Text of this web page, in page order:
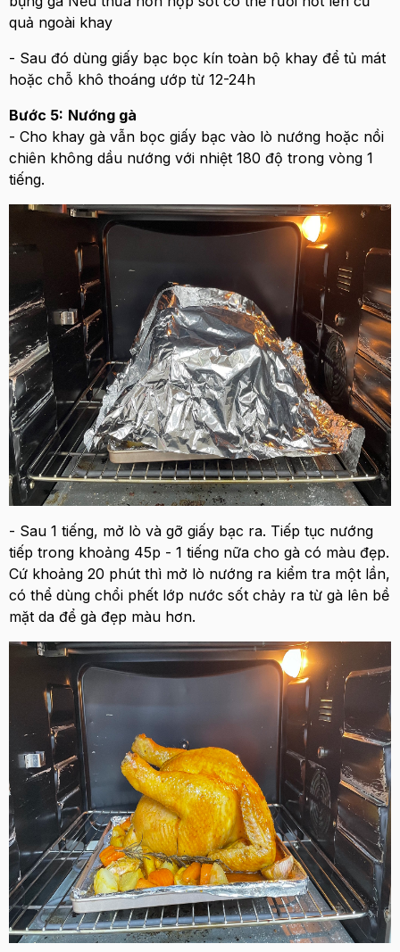
quả ngoài khay
- Sau đó dùng giấy bạc bọc kín toàn bộ khay để tủ mát
hoặc chỗ khô thoáng ướp từ 12-24h
Bước 5: Nướng gà
- Cho khay gà vẫn bọc giấy bạc vào lò nướng hoặc nồi
chiên không dầu nướng với nhiệt 180 độ trong vòng 1
tiếng.
- Sau 1 tiếng, mở lò và gỡ giấy bạc ra. Tiếp tục nướng
tiếp trong khoảng 45p - 1 tiếng nữa cho gà có màu đẹp.
Cứ khoảng 20 phút thì mở lò nướng ra kiểm tra một lần,
có thể dùng chổi phết lớp nước sốt chảy ra từ gà lên bề
mặt da để gà đẹp màu hơn.